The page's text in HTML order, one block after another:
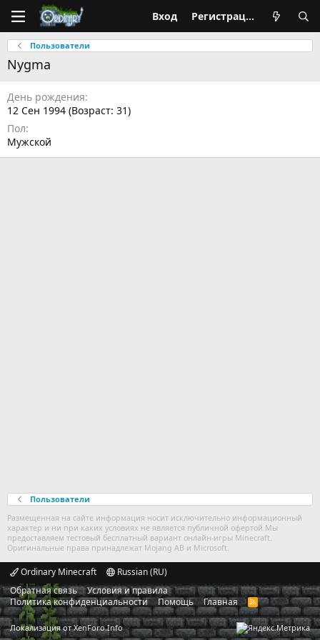
Вход Регистрация
Пользователи
Nygma
День рождения
12 Сен 1994 (Возраст: 31)
Пол
Мужской
Пользователи
Размещенная на сайте информация носит исключительно информационный
характер и ни при каких условиях не является публичной офертой.Мы
предоставляем тестовый бесплатный вариант онлайн-игры Minecraft.
Оригинальные права принадлежат Mojang AB и Microsoft.
Ordinary Minecraft
Russian (RU)
Обратная связь
Условия и правила
Политика конфиденциальности
Помощь Главная
R
S
S
Локализация отXenForo.Info